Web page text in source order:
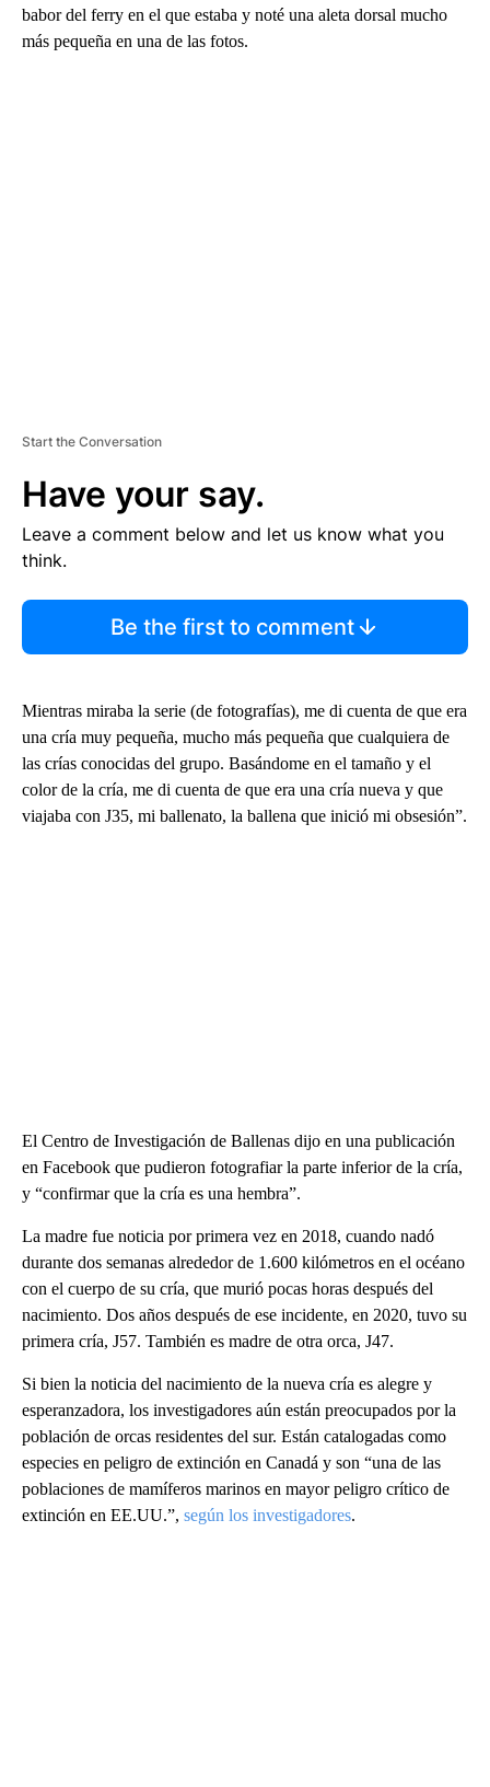
babor del ferry en el que estaba y noté una aleta dorsal mucho
más pequeña en una de las fotos.
Start the Conversation
Have your say.
Leave a comment below and let us know what you
think.
Be the first to comment
Mientras miraba la serie (de fotografías), me di cuenta de que era
una cría muy pequeña, mucho más pequeña que cualquiera de
las crías conocidas del grupo. Basándome en el tamaño y el
color de la cría, me di cuenta de que era una cría nueva y que
viajaba con J35, mi ballenato, la ballena que inició mi obsesión”.
El Centro de Investigación de Ballenas dijo en una publicación
en Facebook que pudieron fotografiar la parte inferior de la cría,
y “confirmar que la cría es una hembra”.
La madre fue noticia por primera vez en 2018, cuando nadó
durante dos semanas alrededor de 1.600 kilómetros en el océano
con el cuerpo de su cría, que murió pocas horas después del
nacimiento. Dos años después de ese incidente, en 2020, tuvo su
primera cría, J57. También es madre de otra orca, J47.
Si bien la noticia del nacimiento de la nueva cría es alegre y
esperanzadora, los investigadores aún están preocupados por la
población de orcas residentes del sur. Están catalogadas como
especies en peligro de extinción en Canadá y son “una de las
poblaciones de mamíferos marinos en mayor peligro crítico de
extinción en EE.UU.”, según los investigadores.